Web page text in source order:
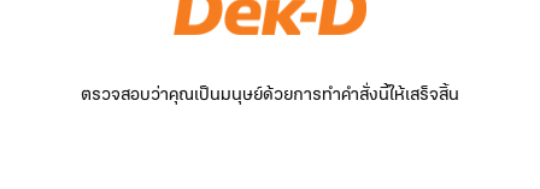
ตรวจสอบว่าคุณเป็นมนุษย์ด้วยการทำคำสั่งนี้ให้เสร็จสิ้น